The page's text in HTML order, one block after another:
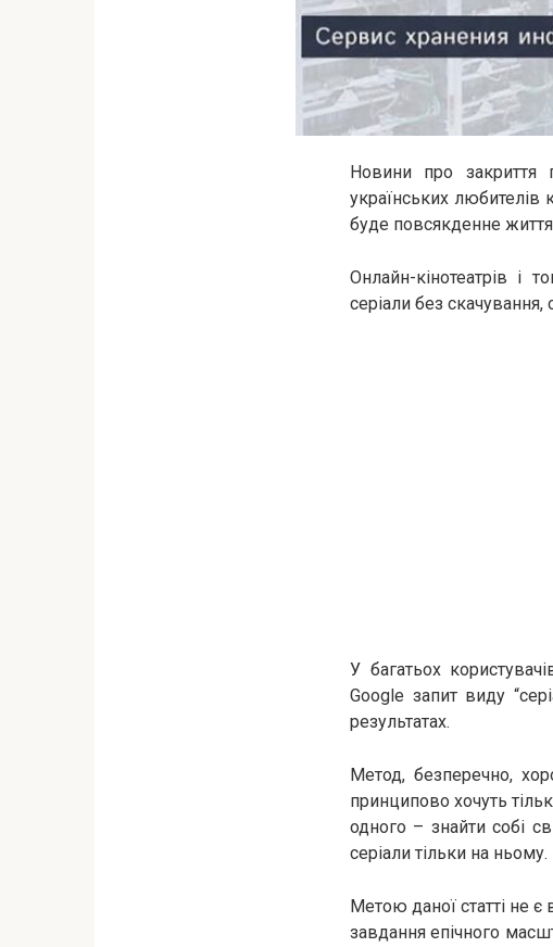
Новини про закриття
українських любителів
буде повсякденне
Онлайн-кінотеатрів і
серіали без
У багатьох
Google запит виду
результатах.
Метод, безперечно,
принципово хочуть
одного – знайти собі
серіали тільки на ньому.
Метою даної статті не є
завдання епічного